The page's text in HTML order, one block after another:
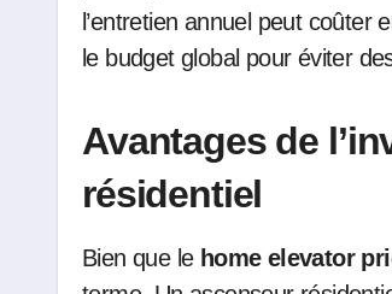
l’entretien annuel peut
le budget global pour éviter
Avantages de
résidentiel
Bien que le home elevator